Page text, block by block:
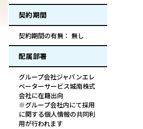
契約期間
契約期間の有無： 無し
配属部署
グループ会社ジャパンエレ
ベーターサービス城南株式
会社に在籍出向
※グループ会社内にて採用
に関する個人情報の共同利
用が行われます